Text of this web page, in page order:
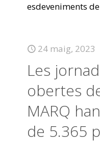
esdeveniments
24 maig, 2023
Les
obertes
MARQ
de 5.365